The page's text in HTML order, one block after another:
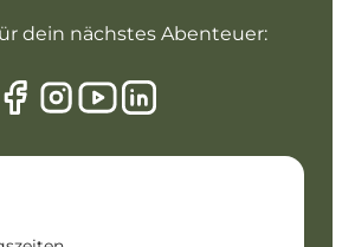
dein nächstes Abenteuer: